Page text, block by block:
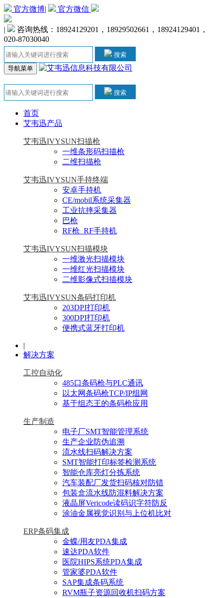
官方微博| 官方微信
|
咨询热线：18924129201，18929502661，18924129401，
020-87030040
搜索
导航菜单
搜索
首页
艾韦迅产品
艾韦迅IVYSUN扫描枪
一维条形码扫描枪
二维扫描枪
艾韦迅IVYSUN手持终端
安卓手持机
CE/mobil系统采集器
工业抗摔采集器
巴枪
RF枪_RF手持机
艾韦迅IVYSUN扫描模块
一维激光扫描模块
一维红光扫描模块
二维影像式扫描模块
艾韦迅IVYSUN条码打印机
203DPI打印机
300DPI打印机
便携式蓝牙打印机
|
解决方案
工控自动化
485口条码枪与PLC通讯
以太网条码枪TCP/IP组网
基于组态王的条码枪应用
生产制造
电子厂SMT智能管理系统
生产企业防伪追溯
流水线扫码解决方案
SMT智能打印标签检测系统
智能仓库亮灯分拣系统
汽车装配厂发货扫码核对防错
包装盒流水线防混料解决方案
液晶屏Vericode读码识字符防反
涂油金属视觉识别与上位机比对
ERP条码集成
金蝶/用友PDA集成
速达PDA软件
医院HIPS系统PDA集成
管家婆PDA软件
SAP集成条码系统
RVM瓶子资源回收机扫码方案